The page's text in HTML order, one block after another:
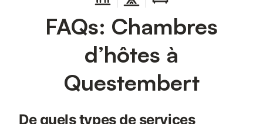
FAQs: Chambres
d’hôtes à
Questembert
De quels types de services